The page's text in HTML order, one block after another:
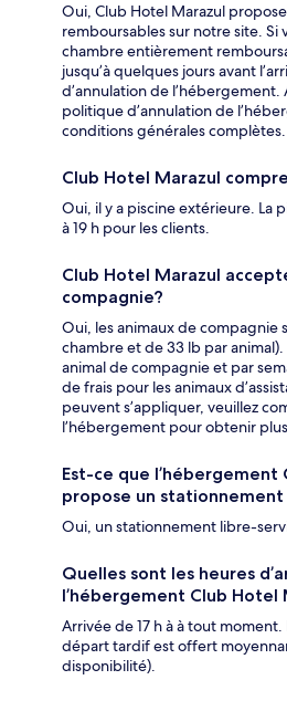
Oui, Club Hotel Marazul
remboursables sur notre site. Si
chambre entièrement
jusqu’à quelques jours avant
d’annulation de
politique d’annulation de
conditions générales complètes.
Club Hotel Marazul
Oui, il y a piscine extérieure. La
à 19 h pour les clients.
Club Hotel Marazul
compagnie?
Oui, les animaux de compagnie
chambre et de 33 lb par
animal de compagnie et par
de frais pour les animaux
peuvent s’appliquer, veuillez
l’hébergement pour obtenir
Est-ce que l’hébergement
propose un stationnement
Oui, un stationnement libre-
Quelles sont les heures
l’hébergement Club Hotel
Arrivée de 17 h à à tout
départ tardif est offert
disponibilité).